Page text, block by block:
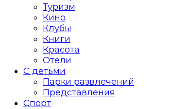
Туризм
Кино
Клубы
Книги
Красота
Отели
С детьми
Парки развлечений
Представления
Спорт